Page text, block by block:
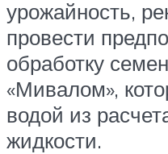
урожайность,
провести
обработку
«Мивалом»,
водой из
жидкости.